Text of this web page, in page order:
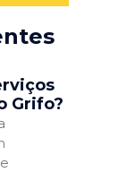
Grifo?